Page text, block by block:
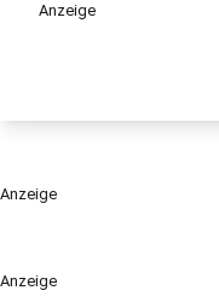
Anzeige
Anzeige
Anzeige